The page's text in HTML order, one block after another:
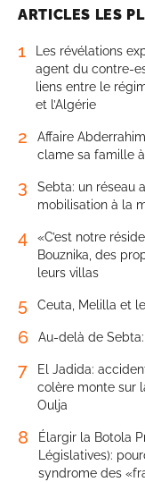
ARTICLES LES
1
Les révélations
agent du contre-
liens entre le
et l’Algérie
2
Affaire
clame sa famille
3
Sebta: un réseau
mobilisation à la
4
«C’est notre
Bouznika, des
leurs villas
5 Ceuta, Melilla et
6 Au-delà de Sebta:
7
El Jadida:
colère monte sur
Oulja
8
Élargir la Botola
Législatives):
syndrome des